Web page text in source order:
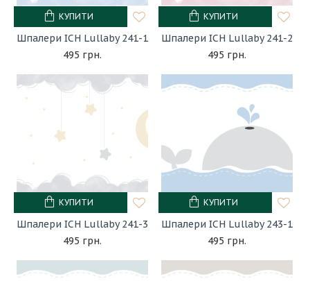
Шпалери ICH Lullaby 241-1
495 грн.
КУПИТИ
Шпалери ICH Lullaby 241-2
495 грн.
КУПИТИ
Шпалери ICH Lullaby 241-3
495 грн.
КУПИТИ
Шпалери ICH Lullaby 243-1
495 грн.
КУПИТИ